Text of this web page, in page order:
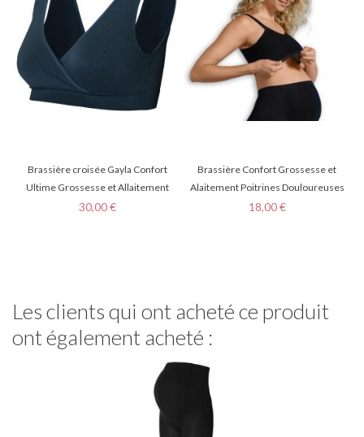
Brassière croisée Gayla Confort
Ultime Grossesse et Allaitement
Prix
30,00 €
Brassière Confort Grossesse et
Alaitement Poitrines Douloureuses
Prix
18,00 €
Les clients qui ont acheté ce produit
ont également acheté :